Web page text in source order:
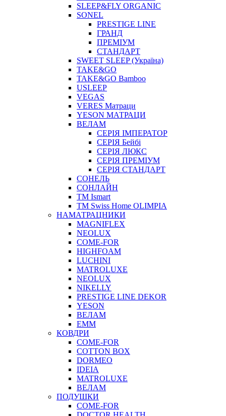
SLEEP&FLY ORGANIC
SONEL
PRESTIGE LINE
ГРАНД
ПРЕМІУМ
СТАНДАРТ
SWEET SLEEP (Україна)
TAKE&GO
TAKE&GO Bamboo
USLEEP
VEGAS
VERES Матраци
YESON МАТРАЦИ
ВЕЛАМ
СЕРІЯ ІМПЕРАТОР
СЕРІЯ Бейбі
СЕРІЯ ЛЮКС
СЕРІЯ ПРЕМІУМ
СЕРІЯ СТАНДАРТ
СОНЕЛЬ
СОНЛАЙН
ТМ Ismart
ТМ Swiss Home OLIMPIA
НАМАТРАЦНИКИ
MAGNIFLEX
NEOLUX
COME-FOR
HIGHFOAM
LUCHINI
MATROLUXE
NEOLUX
NIKELLY
PRESTIGE LINE DEKOR
YESON
ВЕЛАМ
ЕММ
КОВДРИ
COME-FOR
COTTON BOX
DORMEO
IDEIA
MATROLUXE
ВЕЛАМ
ПОДУШКИ
COME-FOR